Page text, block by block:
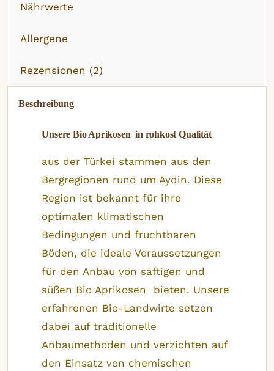
Nährwerte
Allergene
Rezensionen (2)
Beschreibung
Unsere Bio Aprikosen in rohkost Qualität
aus der Türkei stammen aus den
Bergregionen rund um Aydin. Diese
Region ist bekannt für ihre
optimalen klimatischen
Bedingungen und fruchtbaren
Böden, die ideale Voraussetzungen
für den Anbau von saftigen und
süßen Bio Aprikosen bieten. Unsere
erfahrenen Bio-Landwirte setzen
dabei auf traditionelle
Anbaumethoden und verzichten auf
den Einsatz von chemischen